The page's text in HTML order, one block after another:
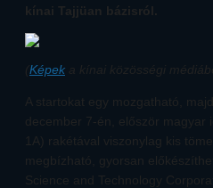
kínai Tajjüan bázisról.
(Képek a kínai közösségi
A startokat egy mozgatható,
december 7-én, először magyar
1A) rakétával viszonylag kis
megbízható, gyorsan
Science and Technology